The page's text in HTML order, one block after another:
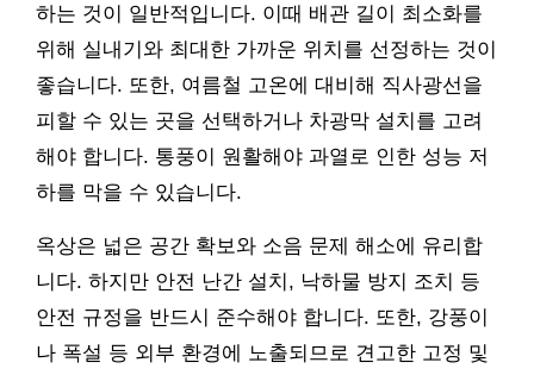
하는 것이 일반적입니다. 이때 배관 길이 최소화를
위해 실내기와 최대한 가까운 위치를 선정하는 것이
좋습니다. 또한, 여름철 고온에 대비해 직사광선을
피할 수 있는 곳을 선택하거나 차광막 설치를 고려
해야 합니다. 통풍이 원활해야 과열로 인한 성능 저
하를 막을 수 있습니다.
옥상은 넓은 공간 확보와 소음 문제 해소에 유리합
니다. 하지만 안전 난간 설치, 낙하물 방지 조치 등
안전 규정을 반드시 준수해야 합니다. 또한, 강풍이
나 폭설 등 외부 환경에 노출되므로 견고한 고정 및